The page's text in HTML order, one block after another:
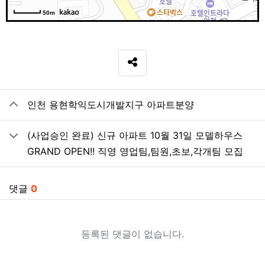
50m
SNS 공유
관련자료
인천 용현학익도시개발지구 아파트분양
(사업승인 완료) 신규 아파트 10월 31일 모델하우스
GRAND OPEN!! 직영 영업팀,팀원,초보,각개팀 모집
댓글 0
등록된 댓글이 없습니다.